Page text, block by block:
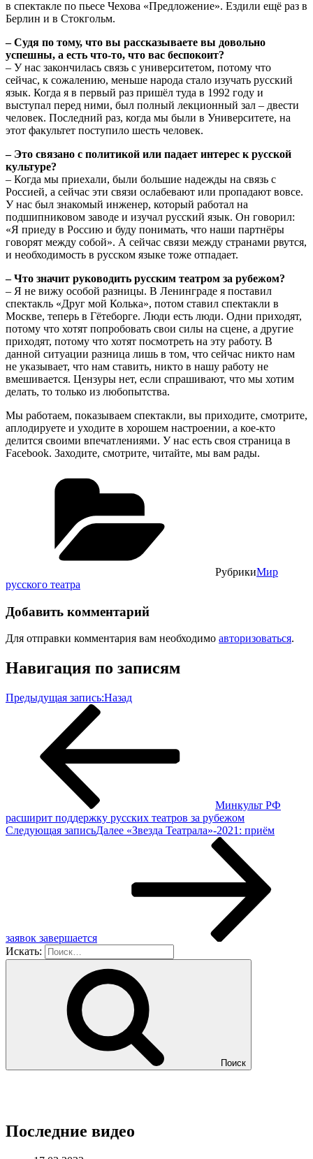
в спектакле по пьесе Чехова «Предложение». Ездили ещё раз в
Берлин и в Стокгольм.
– Судя по тому, что вы рассказываете вы довольно
успешны, а есть что-то, что вас беспокоит?
– У нас закончилась связь с университетом, потому что
сейчас, к сожалению, меньше народа стало изучать русский
язык. Когда я в первый раз пришёл туда в 1992 году и
выступал перед ними, был полный лекционный зал – двести
человек. Последний раз, когда мы были в Университете, на
этот факультет поступило шесть человек.
– Это связано с политикой или падает интерес к русской
культуре?
– Когда мы приехали, были большие надежды на связь с
Россией, а сейчас эти связи ослабевают или пропадают вовсе.
У нас был знакомый инженер, который работал на
подшипниковом заводе и изучал русский язык. Он говорил:
«Я приеду в Россию и буду понимать, что наши партнёры
говорят между собой». А сейчас связи между странами рвутся,
и необходимость в русском языке тоже отпадает.
– Что значит руководить русским театром за рубежом?
– Я не вижу особой разницы. В Ленинграде я поставил
спектакль «Друг мой Колька», потом ставил спектакли в
Москве, теперь в Гётеборге. Люди есть люди. Одни приходят,
потому что хотят попробовать свои силы на сцене, а другие
приходят, потому что хотят посмотреть на эту работу. В
данной ситуации разница лишь в том, что сейчас никто нам
не указывает, что нам ставить, никто в нашу работу не
вмешивается. Цензуры нет, если спрашивают, что мы хотим
делать, то только из любопытства.
Мы работаем, показываем спектакли, вы приходите, смотрите,
аплодируете и уходите в хорошем настроении, а кое-кто
делится своими впечатлениями. У нас есть своя страница в
Facebook. Заходите, смотрите, читайте, мы вам рады.
РубрикиМир
русского театра
Добавить комментарий
Для отправки комментария вам необходимо авторизоваться.
Навигация по записям
Предыдущая запись:Назад
Минкульт РФ
расширит поддержку русских театров за рубежом
Следующая записьДалее «Звезда Театрала»-2021: приём
заявок завершается
Искать:
Поиск
Последние видео